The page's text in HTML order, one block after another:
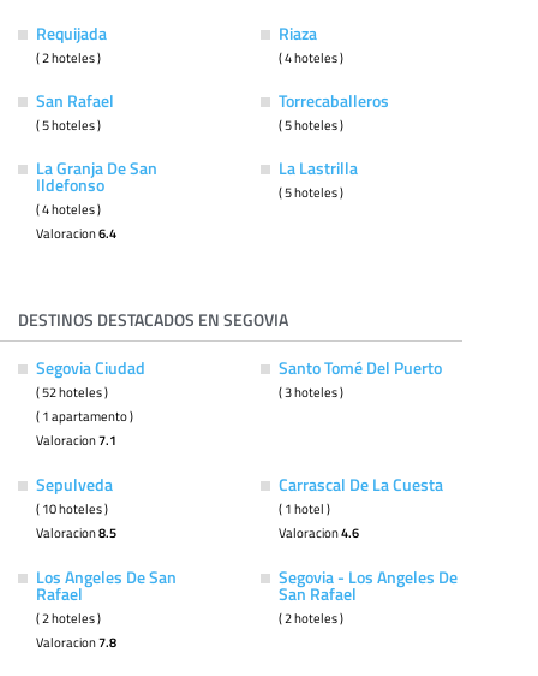
Requijada
( 2 hoteles )
Riaza
( 4 hoteles )
San Rafael
( 5 hoteles )
Torrecaballeros
( 5 hoteles )
La Granja De San
Ildefonso
( 4 hoteles )
Valoracion6.4
La Lastrilla
( 5 hoteles )
DESTINOS DESTACADOS EN SEGOVIA
Segovia Ciudad
( 52 hoteles )
( 1 apartamento )
Valoracion7.1
Santo Tomé Del Puerto
( 3 hoteles )
Sepulveda
( 10 hoteles )
Valoracion8.5
Carrascal De La Cuesta
( 1 hotel )
Valoracion4.6
Los Angeles De San
Rafael
( 2 hoteles )
Valoracion7.8
Segovia - Los Angeles De
San Rafael
( 2 hoteles )